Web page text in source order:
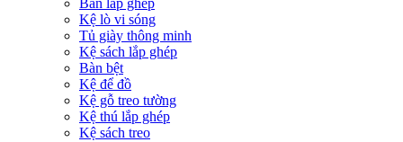
Bàn lắp ghép
Kệ lò vi sóng
Tủ giày thông minh
Kệ sách lắp ghép
Bàn bệt
Kệ để đồ
Kệ gỗ treo tường
Kệ thú lắp ghép
Kệ sách treo